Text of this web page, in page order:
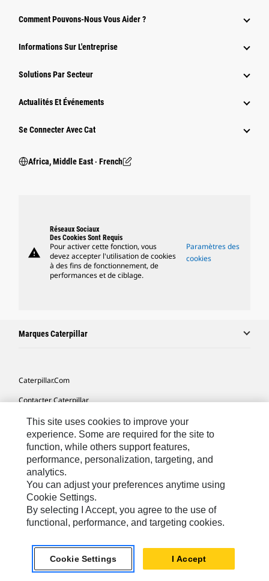
Comment Pouvons-Nous Vous Aider ?
Informations Sur L'entreprise
Solutions Par Secteur
Actualités Et Événements
Se Connecter Avec Cat
Africa, Middle East ‧ French
warning
Réseaux Sociaux
Des Cookies Sont Requis
Pour activer cette fonction, vous
devez accepter l'utilisation de cookies
à des fins de fonctionnement, de
performances et de ciblage.
Paramètres des
cookies
Marques Caterpillar
Caterpillar.com
Contacter Caterpillar
Mes Préférences Marketing
Plan Du Site
Cookie Settings
Mentions Légales
Confidentialité
Africa, Middle East-French© 2026 Caterpillar. Tous droits réservés
This site uses cookies to improve your
experience. Some are required for the site to
function, while others support features,
performance, personalization, targeting, and
analytics.
You can adjust your preferences anytime using
Cookie Settings.
By selecting I Accept, you agree to the use of
functional, performance, and targeting cookies.
Cookie Settings I Accept